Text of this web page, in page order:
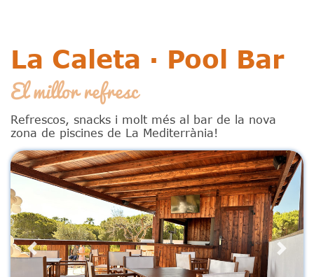
La Caleta · Pool Bar
El millor refresc
Refrescos, snacks i molt més al bar de la nova
zona de piscines de La Mediterrània!
Previous Next